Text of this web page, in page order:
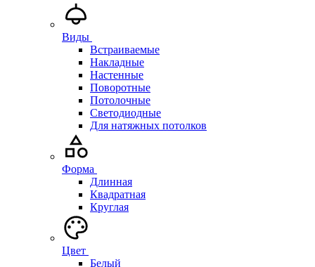
Виды
Встраиваемые
Накладные
Настенные
Поворотные
Потолочные
Светодиодные
Для натяжных потолков
Форма
Длинная
Квадратная
Круглая
Цвет
Белый